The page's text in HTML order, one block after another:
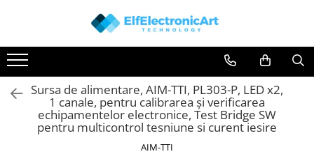
Instrumente de masura si control
Clesti Ampermetrici
Multimetre Digitale
Scule Atelier
Surse de alimentare
Osciloscoape
Accesorii
Osciloscoape AXIOMET
Osciloscoape B&K PRECISION
Osciloscoape FLUKE
Sursa de alimentare, AIM-TTI, PL303-P, LED x2,
1 canale, pentru calibrarea și verificarea
echipamentelor electronice, Test Bridge SW
pentru multicontrol tesniune si curent iesire
AIM-TTI